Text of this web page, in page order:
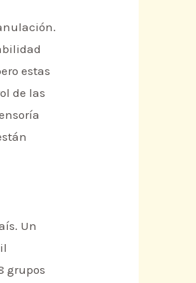
estas
de las
Un
grupos